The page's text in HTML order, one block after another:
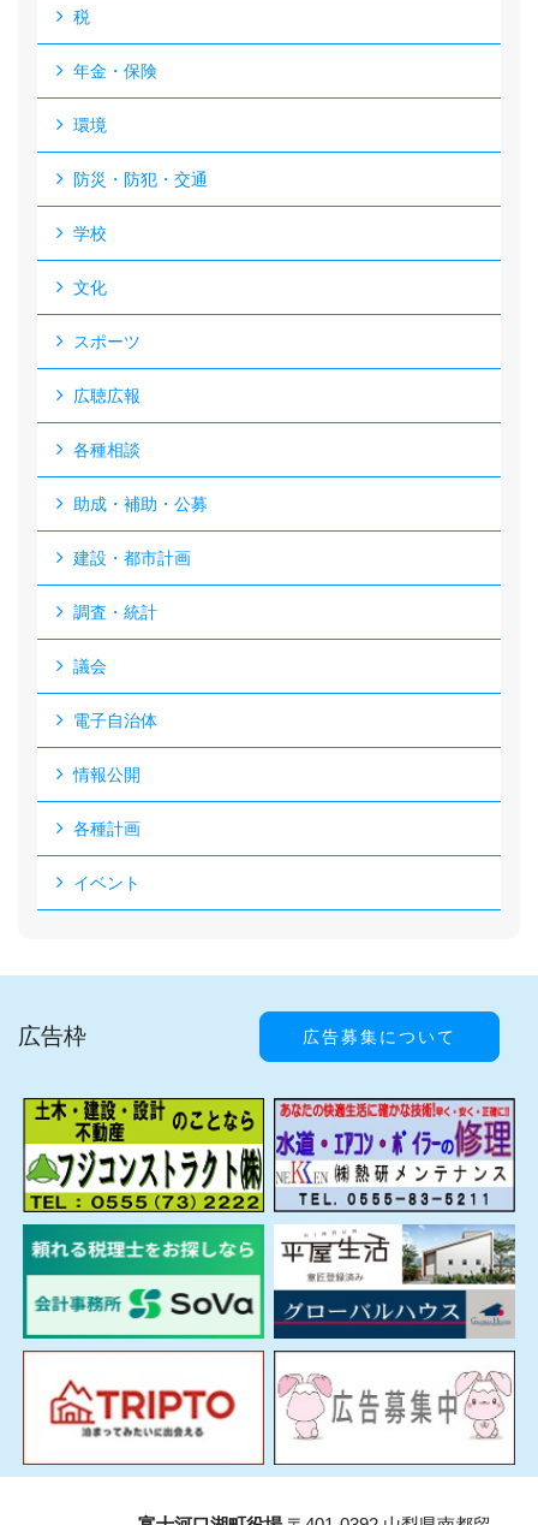
税
年金・保険
環境
防災・防犯・交通
学校
文化
スポーツ
広聴広報
各種相談
助成・補助・公募
建設・都市計画
調査・統計
議会
電子自治体
情報公開
各種計画
イベント
広告枠 広告募集について